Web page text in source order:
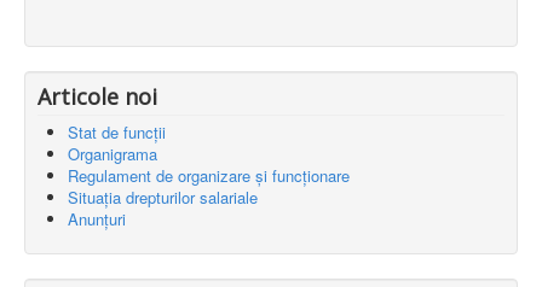
Articole noi
Stat de funcții
Organigrama
Regulament de organizare și funcționare
Situația drepturilor salariale
Anunțuri